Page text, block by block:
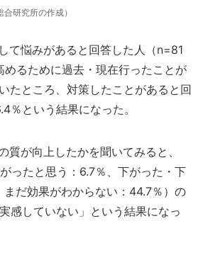
合研究所の作成）
て悩みがあると回答した人（n=81
めるために過去・現在行ったことが
たところ、対策したことがあると回
％という結果になった。
が向上したかを聞いてみると、
ったと思う：6.7％、下がった・下
だ効果がわからない：44.7％）の
感していない」という結果になっ